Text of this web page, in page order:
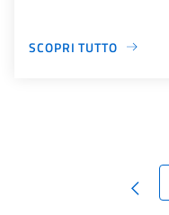
SCOPRI TUTTO